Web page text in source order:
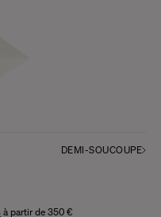
DEMI-SOUCOUPE
à partir de 350 €